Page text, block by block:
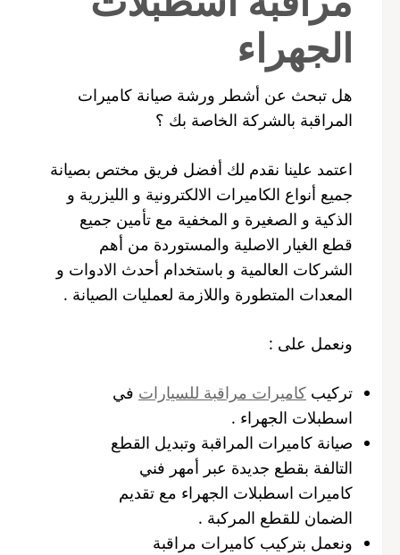
الجهراء
هل تبحث عن أشطر ورشة صيانة كاميرات
المراقبة بالشركة الخاصة بك ؟
اعتمد علينا نقدم لك أفضل فريق مختص بصيانة
جميع أنواع الكاميرات الالكترونية و الليزرية و
الذكية و الصغيرة و المخفية مع تأمين جميع
قطع الغيار الاصلية والمستوردة من أهم
الشركات العالمية و باستخدام أحدث الادوات و
المعدات المتطورة واللازمة لعمليات الصيانة .
ونعمل على :
تركيب كاميرات مراقبة للسيارات في
اسطبلات الجهراء .
صيانة كاميرات المراقبة وتبديل القطع
التالفة بقطع جديدة عبر أمهر فني
كاميرات اسطبلات الجهراء مع تقديم
الضمان للقطع المركبة .
ونعمل بتركيب كاميرات مراقبة